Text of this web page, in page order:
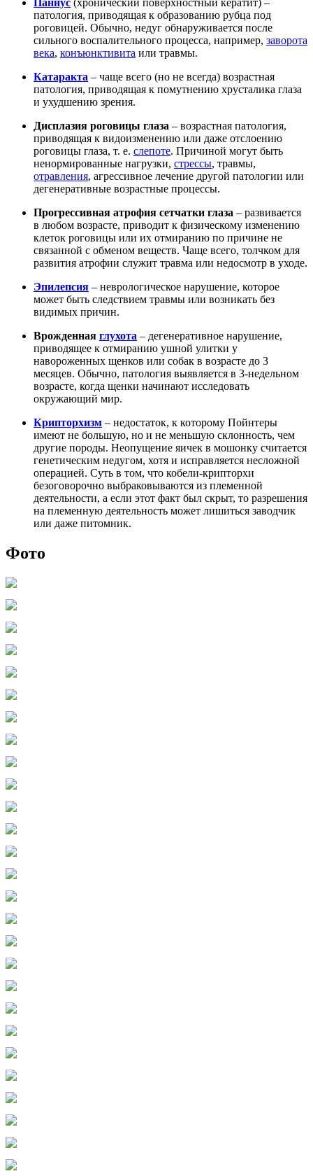
Паннус (хронический поверхностный кератит) –
патология, приводящая к образованию рубца под
роговицей. Обычно, недуг обнаруживается после
сильного воспалительного процесса, например, заворота
века, конъюнктивита или травмы.
Катаракта – чаще всего (но не всегда) возрастная
патология, приводящая к помутнению хрусталика глаза
и ухудшению зрения.
Дисплазия роговицы глаза – возрастная патология,
приводящая к видоизменению или даже отслоению
роговицы глаза, т. е. слепоте. Причиной могут быть
ненормированные нагрузки, стрессы, травмы,
отравления, агрессивное лечение другой патологии или
дегенеративные возрастные процессы.
Прогрессивная атрофия сетчатки глаза – развивается
в любом возрасте, приводит к физическому изменению
клеток роговицы или их отмиранию по причине не
связанной с обменом веществ. Чаще всего, толчком для
развития атрофии служит травма или недосмотр в уходе.
Эпилепсия – неврологическое нарушение, которое
может быть следствием травмы или возникать без
видимых причин.
Врожденная глухота – дегенеративное нарушение,
приводящее к отмиранию ушной улитки у
навороженных щенков или собак в возрасте до 3
месяцев. Обычно, патология выявляется в 3-недельном
возрасте, когда щенки начинают исследовать
окружающий мир.
Крипторхизм – недостаток, к которому Пойнтеры
имеют не большую, но и не меньшую склонность, чем
другие породы. Неопущение яичек в мошонку считается
генетическим недугом, хотя и исправляется несложной
операцией. Суть в том, что кобели-крипторхи
безоговорочно выбраковываются из племенной
деятельности, а если этот факт был скрыт, то разрешения
на племенную деятельность может лишиться заводчик
или даже питомник.
Фото